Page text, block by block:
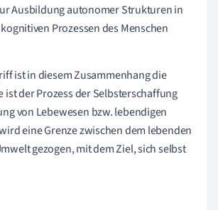
Ausbildung autonomer Strukturen in
Prozessen des Menschen
ist in diesem Zusammenhang die
ist der Prozess der Selbsterschaffung
von Lebewesen bzw. lebendigen
eine Grenze zwischen dem lebenden
gezogen, mit dem Ziel, sich selbst